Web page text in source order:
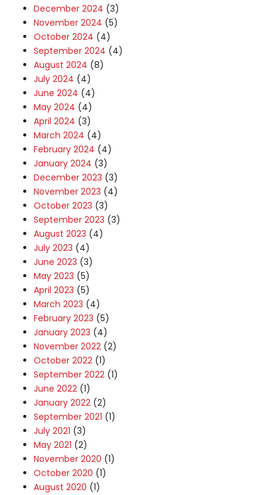
December 2024 (3)
November 2024 (5)
October 2024 (4)
September 2024 (4)
August 2024 (8)
July 2024 (4)
June 2024 (4)
May 2024 (4)
April 2024 (3)
March 2024 (4)
February 2024 (4)
January 2024 (3)
December 2023 (3)
November 2023 (4)
October 2023 (3)
September 2023 (3)
August 2023 (4)
July 2023 (4)
June 2023 (3)
May 2023 (5)
April 2023 (5)
March 2023 (4)
February 2023 (5)
January 2023 (4)
November 2022 (2)
October 2022 (1)
September 2022 (1)
June 2022 (1)
January 2022 (2)
September 2021 (1)
July 2021 (3)
May 2021 (2)
November 2020 (1)
October 2020 (1)
August 2020 (1)